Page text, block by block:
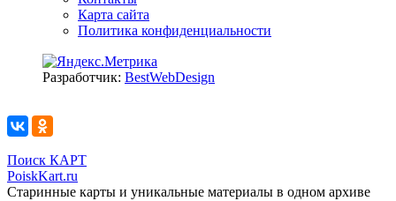
Карта сайта
Политика конфиденциальности
Разработчик: BestWebDesign
Поиск КАРТ
PoiskKart.ru
Старинные карты и уникальные материалы в одном архиве